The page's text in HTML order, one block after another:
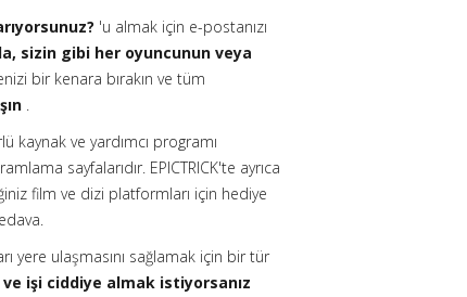
'u almak için e-postanızı
sizin gibi her oyuncunun veya
bir kenara bırakın ve tüm
.
kaynak ve yardımcı programı
sayfalarıdır. EPICTRICK'te ayrıca
film ve dizi platformları için hediye
yere ulaşmasını sağlamak için bir tür
ve işi ciddiye almak istiyorsanız